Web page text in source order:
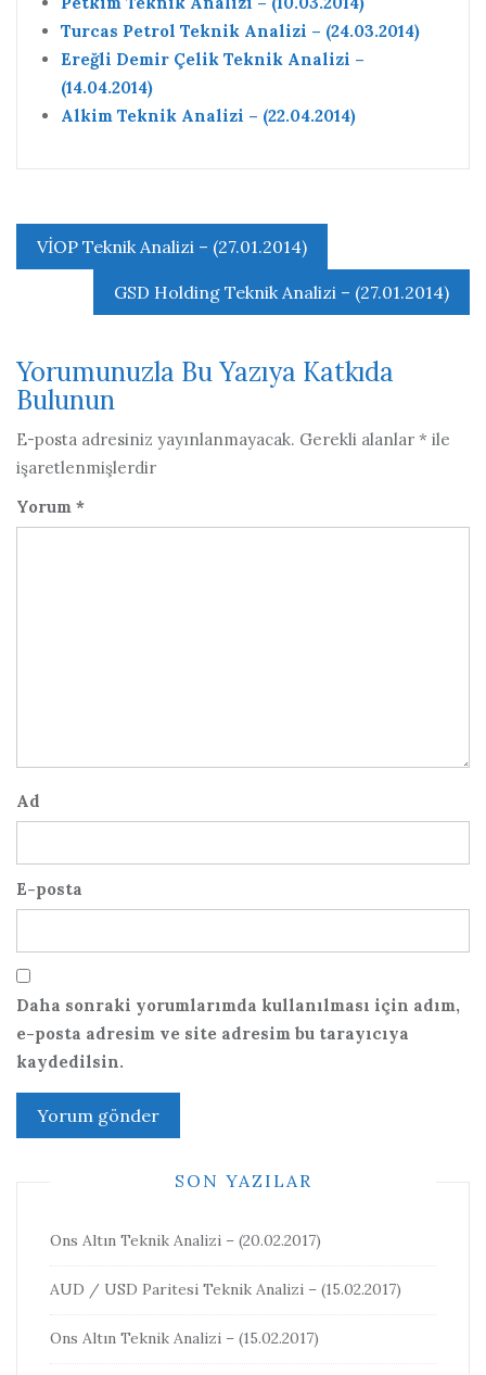
Turcas Petrol Teknik Analizi – (24.03.2014)
Ereğli Demir Çelik Teknik Analizi –
(14.04.2014)
Alkim Teknik Analizi – (22.04.2014)
Yazı
gezinmesi
VİOP Teknik Analizi – (27.01.2014)
GSD Holding Teknik Analizi – (27.01.2014)
Yorumunuzla Bu Yazıya Katkıda
Bulunun
E-posta adresiniz yayınlanmayacak. Gerekli alanlar * ile
işaretlenmişlerdir
Yorum *
Ad
E-posta
Daha sonraki yorumlarımda kullanılması için adım,
e-posta adresim ve site adresim bu tarayıcıya
kaydedilsin.
SON YAZILAR
Ons Altın Teknik Analizi – (20.02.2017)
AUD / USD Paritesi Teknik Analizi – (15.02.2017)
Ons Altın Teknik Analizi – (15.02.2017)